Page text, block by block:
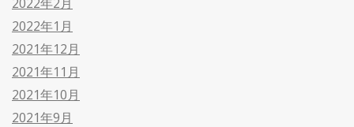
2022年1月
2021年12月
2021年11月
2021年10月
2021年9月